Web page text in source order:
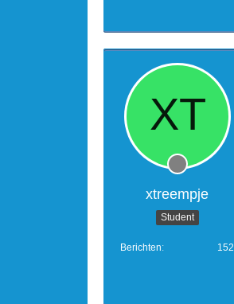
xtreempje
Student
Berichten 152